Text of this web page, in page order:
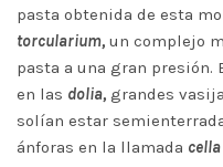
pasta obtenida de esta
torcularium, un complejo
pasta a una gran presión.
en las dolia, grandes
solían estar
ánforas en la llamada